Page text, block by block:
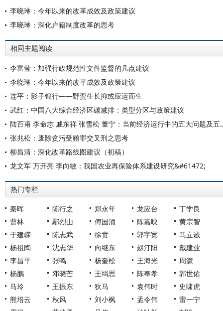
李晓琳：今年以来的改革成效及政策建议
李晓琳：深化户籍制度改革的思考
相同主题阅读
李富莹：加强行政规范性文件监督的几点建议
李晓琳：今年以来的改革成效及政策建议
连平：影子银行——野蛮生长抑或应运而生
武红：中国八大综合经济区碳减排：类型分区与政策建议
陆百甫 李命志 戚东祥
张兆松：废除贪污受贿罪交叉刑之思考
柳昌清：深化改革路线图建议（初稿）
龙文军 万开亮 李向敏：我国农业再保险体系建设研究&#61472;
热门专栏
秦晖 陈行之 郑永年 龙应台
丁学良
曹林
鄢烈山 傅国涌 陈嘉映
黄宗智
于建嵘
陈志武 徐贲 郭宇宽
马立诚
杨祖陶
沈志华 向继东 赵汀阳
戴建业
李昌平
张鸣 杨奎松 王海光
周濂
杨鹏
邓晓芒 王缉思 陈奉孝
郭世佑
马玲
王振东 狄马 袁伟时
史啸虎
熊培云
秋风 刘小枫 孟令伟
雷一宁